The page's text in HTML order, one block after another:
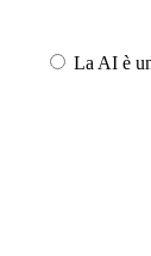
La AI è